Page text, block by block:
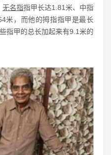
无名指指甲长达1.81米、中指
米，而他的拇指指甲是最长
指甲的总长加起来有9.1米的